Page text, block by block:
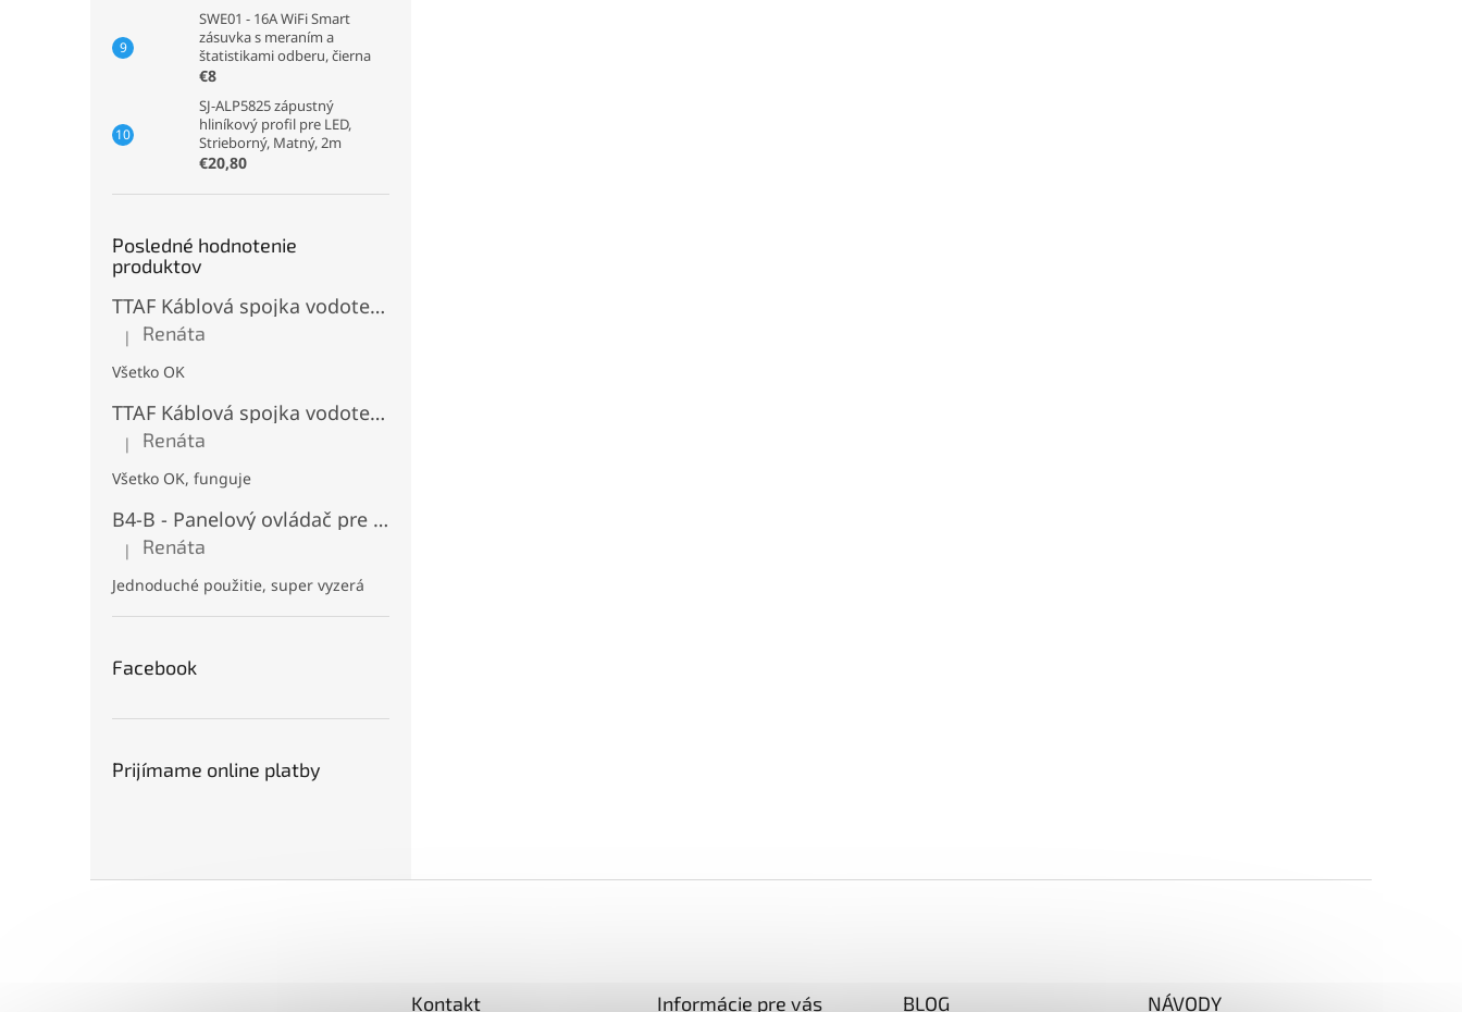
SWE01 - 16A WiFi Smart
zásuvka s meraním a
štatistikami odberu, čierna
€8
SJ-ALP5825 zápustný
hliníkový profil pre LED,
Strieborný, Matný, 2m
€20,80
Posledné hodnotenie
produktov
TTAF Káblová spojka vodotesná IP68, Typu "T" , 3 pinová, 20A, 2,5mm², M20
Hodnotenie produktu je 5 z 5 hviezdičiek.
| Renáta
Všetko OK
TTAF Káblová spojka vodotesná IP68, "I" Priama, 3 pinová, 20A, 2,5mm², M20
Hodnotenie produktu je 5 z 5 hviezdičiek.
| Renáta
Všetko OK, funguje
B4-B - Panelový ovládač pre RGB+CCT LED, Čierny, Batériový 2xAAA (3V), Magnetický, RF 2,4GHz, 4 zóny
Hodnotenie produktu je 5 z 5 hviezdičiek.
| Renáta
Jednoduché použitie, super vyzerá
Facebook
Prijímame online platby
Kontakt Informácie pre vás BLOG NÁVODY